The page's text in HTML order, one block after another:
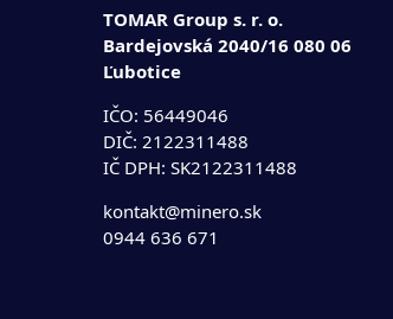
TOMAR Group s. r. o.
Bardejovská 2040/16 080 06
Ľubotice
IČO: 56449046
DIČ: 2122311488
IČ DPH: SK2122311488
kontakt@minero.sk
0944 636 671